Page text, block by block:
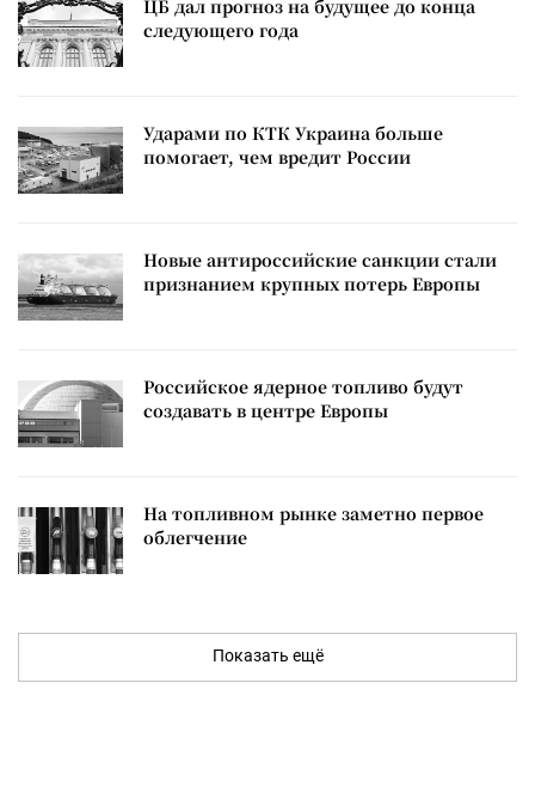
ЦБ дал прогноз на будущее до конца
следующего года
Ударами по КТК Украина больше
помогает, чем вредит России
Новые антироссийские санкции стали
признанием крупных потерь Европы
Российское ядерное топливо будут
создавать в центре Европы
На топливном рынке заметно первое
облегчение
Показать ещё